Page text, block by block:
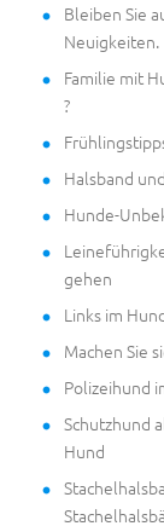
Bleiben Sie
Neuigkeiten.
Familie mit
?
Halsband
Hunde-
gehen
Links im
Machen Sie
Polizeihund
Schutzhund
Hund